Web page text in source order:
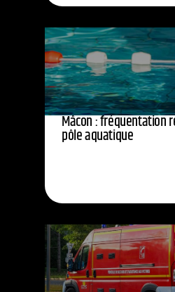
Mâcon : fréquentation
pôle aquatique